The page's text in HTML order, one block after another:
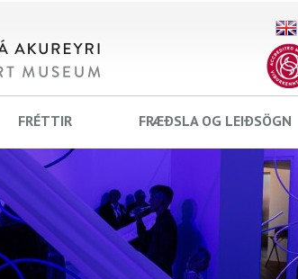
FRÉTTIR FRÆÐSLA OG LEIÐSÖGN